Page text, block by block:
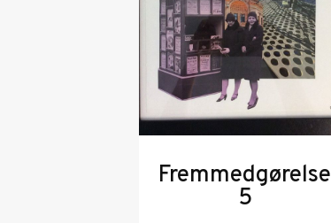
Fremmedgørelse
5